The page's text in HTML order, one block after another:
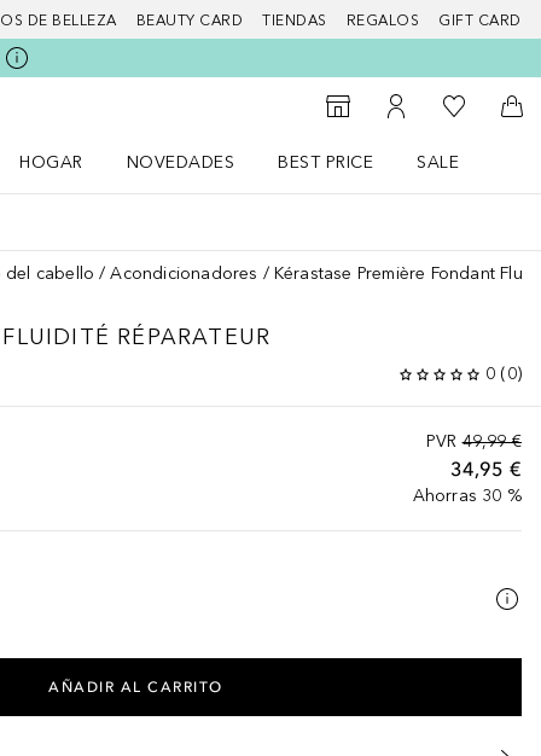
DE BELLEZA BEAUTY CARD TIENDAS REGALOS GIFT CARD
Al Storefinder
Mi cuenta
Mi lista de
A
HOGAR
NOVEDADES
BEST PRICE
SALE
del cabello Acondicionadores Kérastase Première Fondant
RÉPARATEUR
0 (0)
PVR 49,99 €
34,95 €
Ahorras 30 %
AÑADIR AL CARRITO